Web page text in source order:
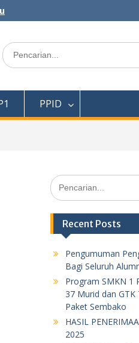
Search
for:
PPID
Search
for:
Recent Posts
Pengumuman
Bagi Seluruh
Program SMKN 1
37 Murid dan
Paket Sembako
HASIL
2025